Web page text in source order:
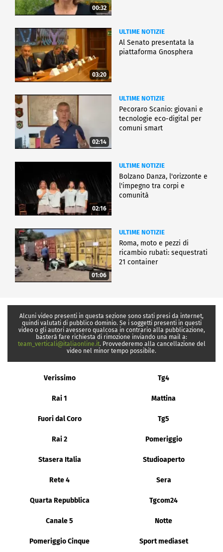
00:32
03:20
ULTIME NOTIZIE
Al Senato presentata la
piattaforma Gnosphera
02:14
ULTIME NOTIZIE
Pecoraro Scanio: giovani e
tecnologie eco-digital per
comuni smart
02:16
ULTIME NOTIZIE
Bolzano Danza, l'orizzonte e
l'impegno tra corpi e
comunità
01:06
ULTIME NOTIZIE
Roma, moto e pezzi di
ricambio rubati: sequestrati
21 container
Alcuni video presenti in questa sezione sono stati presi da internet,
quindi valutati di pubblico dominio. Se i soggetti presenti in questi
video o gli autori avessero qualcosa in contrario alla pubblicazione,
basterà fare richiesta di rimozione inviando una mail a:
team_verticali@italiaonline.it. Provvederemo alla cancellazione del
video nel minor tempo possibile.
Verissimo Tg4
Rai 1 Mattina
Fuori dal Coro Tg5
Rai 2 Pomeriggio
Stasera Italia Studioaperto
Rete 4 Sera
Quarta Repubblica Tgcom24
Canale 5 Notte
Pomeriggio Cinque Sport mediaset